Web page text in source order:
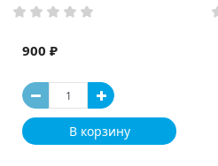
900 ₽
В корзину